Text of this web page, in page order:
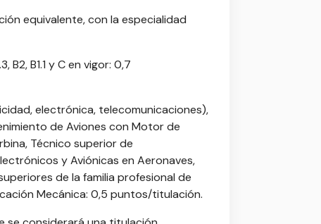
equivalente, con la especialidad
B2, B1.1 y C en vigor: 0,7
electrónica, telecomunicaciones),
de Aviones con Motor de
Técnico superior de
y Aviónicas en Aeronaves,
de la familia profesional de
Mecánica: 0,5 puntos/titulación.